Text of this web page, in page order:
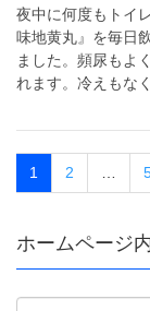
夜中に何度もトイ
味地黄丸』を毎日
ました。頻尿もよ
れます。冷えもな
1 2
ホームページ